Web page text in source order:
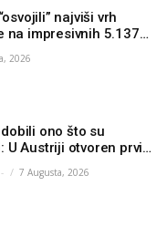
najviši vrh
na impresivnih 5.137
2026
ono što su
U Austriji otvoren prvi
- 7 Augusta, 2026